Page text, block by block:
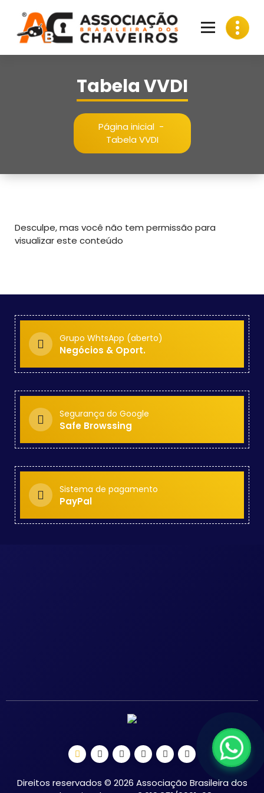
conteúdo
Tabela VVDI
Página inicial-
Tabela VVDI
Desculpe, mas você não tem permissão para
visualizar este conteúdo
Grupo WhtsApp (aberto)
Negócios & Oport.
Segurança do Google
Safe Browssing
Sistema de pagamento
PayPal
Direitos reservados © 2026 Associação Brasileira dos